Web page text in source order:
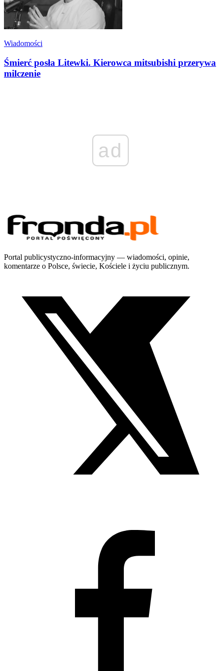
Wiadomości
Śmierć posła Litewki. Kierowca mitsubishi przerywa
milczenie
ad
Portal publicystyczno-informacyjny — wiadomości, opinie,
komentarze o Polsce, świecie, Kościele i życiu publicznym.